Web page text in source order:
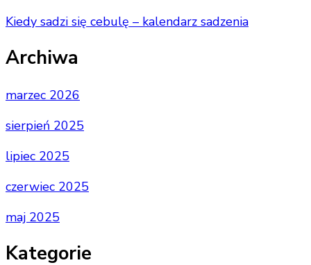
Kiedy sadzi się cebulę – kalendarz sadzenia
Archiwa
marzec 2026
sierpień 2025
lipiec 2025
czerwiec 2025
maj 2025
Kategorie